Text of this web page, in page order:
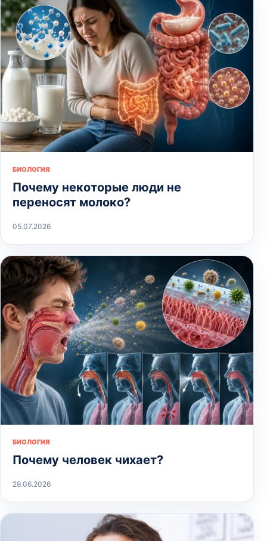
БИОЛОГИЯ
Почему некоторые люди не
переносят молоко?
05.07.2026
БИОЛОГИЯ
Почему человек чихает?
29.06.2026